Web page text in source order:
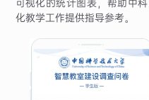
可视化的统计图表，帮助中
化教学工作提供指导参考。